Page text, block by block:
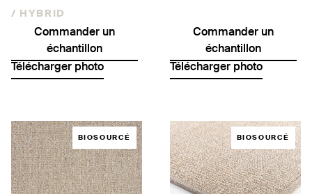
/
HYBRID
Commander un
échantillon
Télécharger photo
Commander un
échantillon
Télécharger photo
BIOSOURCÉ BIOSOURCÉ